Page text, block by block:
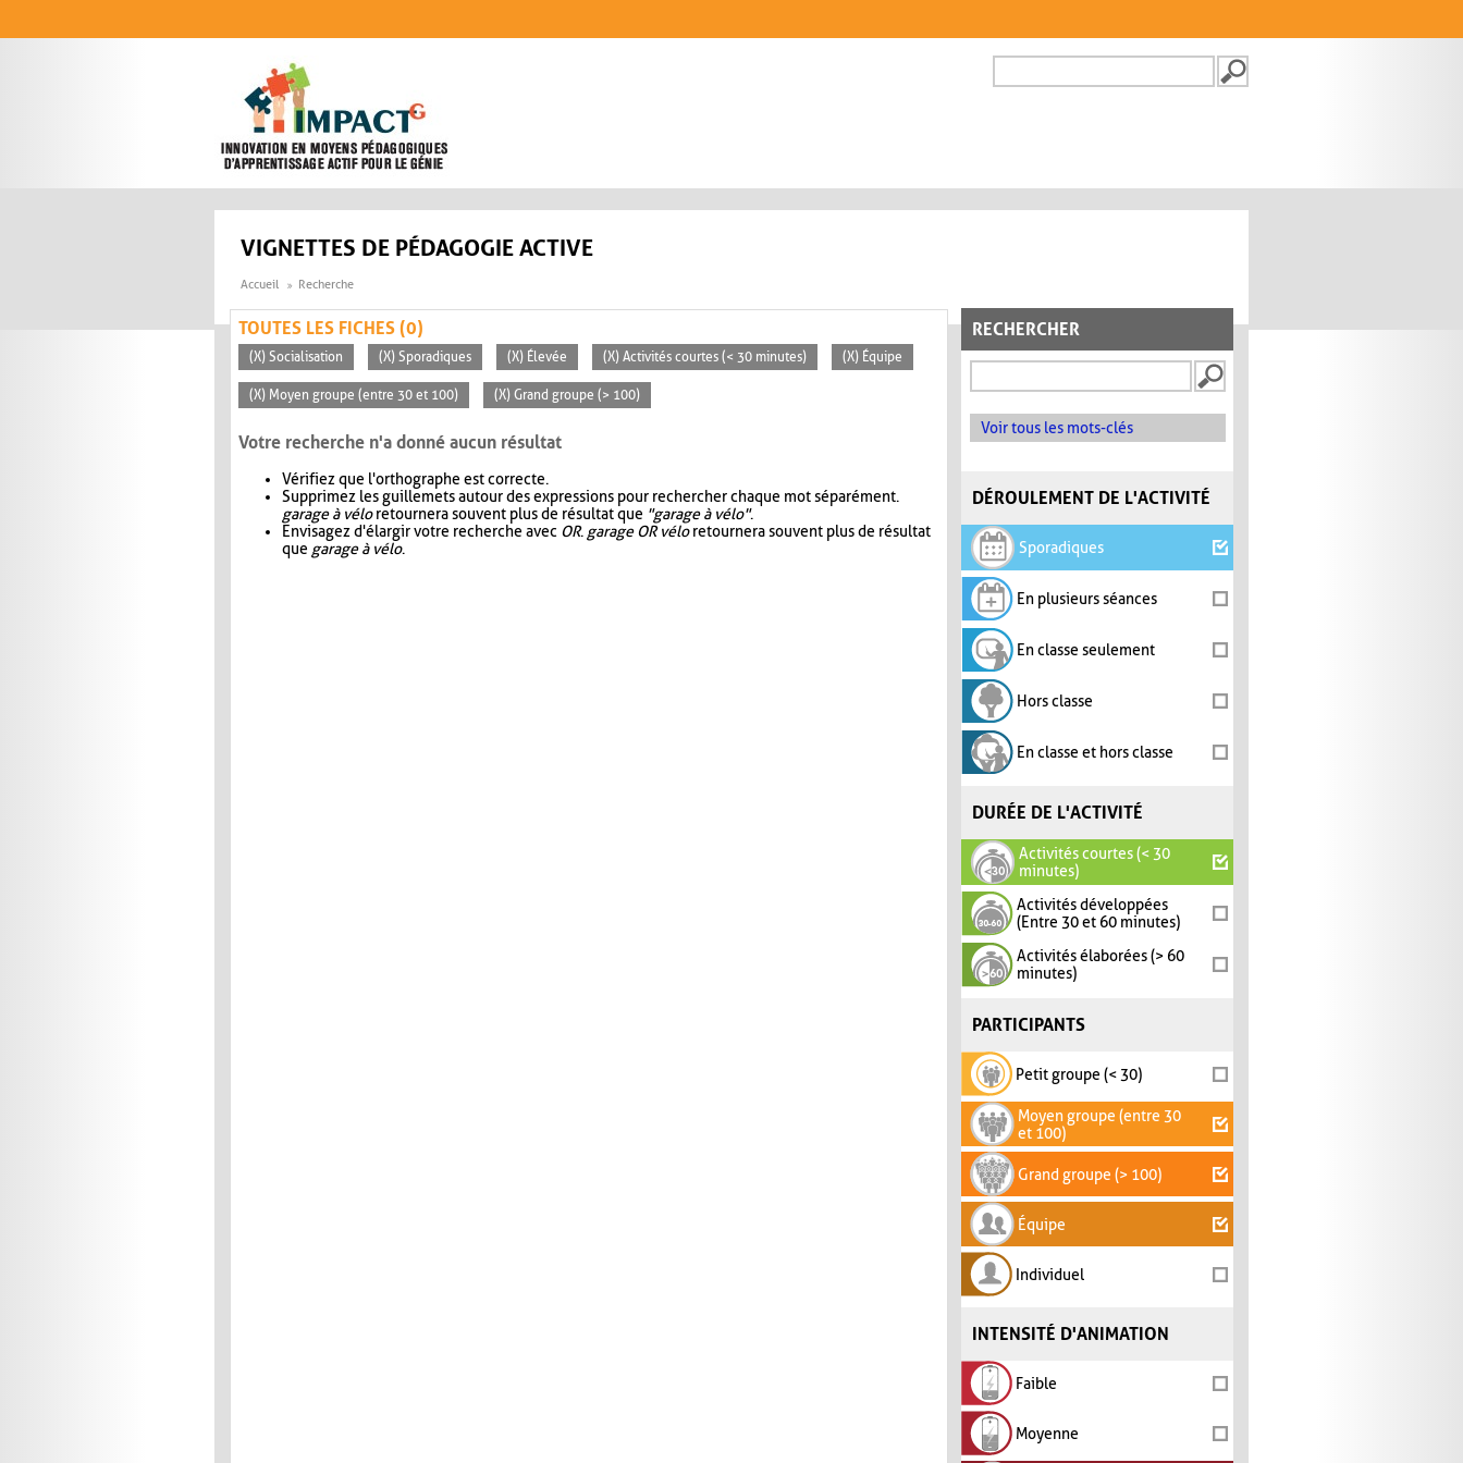
FORMULAIRE DE
VIGNETTES DE PÉDAGOGIE ACTIVE
Accueil Recherche
RECHERCHER
Voir tous les mots-clés
DÉROULEMENT DE L'ACTIVITÉ
Sporadiques
En plusieurs séances
En classe seulement
Hors classe
En classe et hors classe
DURÉE DE L'ACTIVITÉ
Activités courtes (< 30
minutes)
Activités développées
(Entre 30 et 60 minutes)
Activités élaborées (> 60
minutes)
PARTICIPANTS
Petit groupe (< 30)
Moyen groupe (entre 30
et 100)
Grand groupe (> 100)
Équipe
Individuel
INTENSITÉ D'ANIMATION
Faible
Moyenne
TOUTES LES FICHES (0)
(X) Socialisation (X) Sporadiques (X) Élevée (X) Activités courtes (< 30 minutes) (X) Équipe
(X) Moyen groupe (entre 30 et 100) (X) Grand groupe (> 100)
Votre recherche n'a donné aucun résultat
Vérifiez que l'orthographe est correcte.
Supprimez les guillemets autour des expressions pour rechercher chaque mot séparément.
garage à véloretournera souvent plus de résultat que "garage à vélo".
Envisagez d'élargir votre recherche avec OR. garage OR véloretournera souvent plus de résultat
que garage à vélo.